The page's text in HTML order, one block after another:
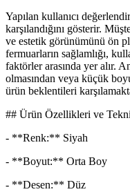
Yapılan kullanıcı
karşılandığını gösterir.
ve estetik görünümünü ön
fermuarların sağlamlığı,
faktörler arasında yer alır.
olmasından veya küçük
ürün beklentileri
## Ürün Özellikleri ve
- **Renk:** Siyah
- **Boyut:** Orta Boy
- **Desen:** Düz